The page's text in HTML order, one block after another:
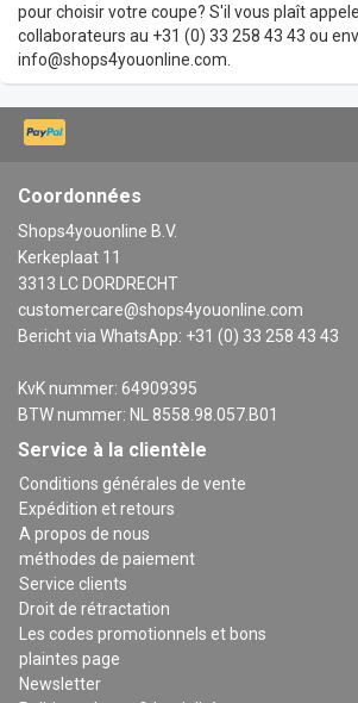
pour choisir votre coupe? S'il vous plaît
collaborateurs au +31 (0) 33 258 43 43 ou
info@shops4youonline.com
Coordonnées
Shops4youonline B.V.
Kerkeplaat 11
3313 LC DORDRECHT
customercare@shops4youonline.com
Bericht via WhatsApp: +31 (0) 33 258 43 43
KvK nummer: 64909395
BTW nummer: NL 8558.98.057.B01
Service à la clientèle
Conditions générales de vente
Expédition et retours
A propos de nous
méthodes de paiement
Service clients
Droit de rétractation
Les codes promotionnels et bons
plaintes page
Newsletter